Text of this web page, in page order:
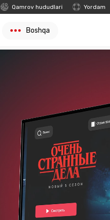
Qamrov hududlari Yordam
Boshqa